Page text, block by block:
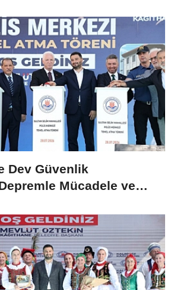
Dev Güvenlik
Mücadele ve